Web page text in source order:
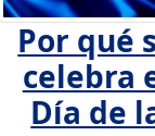
Por qué
celebra
Día de